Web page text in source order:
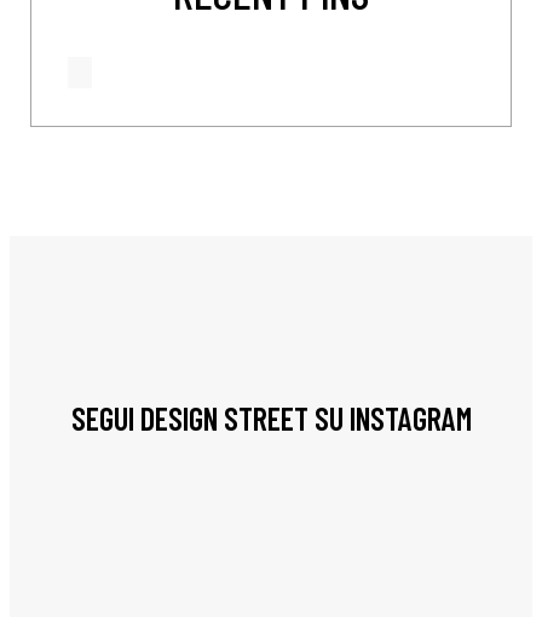
SEGUI DESIGN STREET SU INSTAGRAM